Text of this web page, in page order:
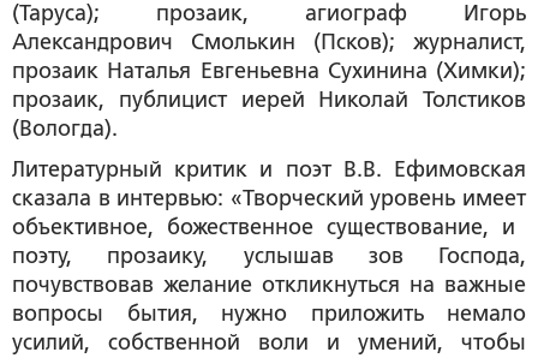
(Таруса); прозаик, агиограф Игорь
Александрович Смолькин (Псков); журналист,
прозаик Наталья Евгеньевна Сухинина (Химки);
прозаик, публицист иерей Николай Толстиков
(Вологда).
Литературный критик и поэт В.В. Ефимовская
сказала в интервью: «Творческий уровень имеет
объективное, божественное существование, и
поэту, прозаику, услышав зов Господа,
почувствовав желание откликнуться на важные
вопросы бытия, нужно приложить немало
усилий, собственной воли и умений, чтобы